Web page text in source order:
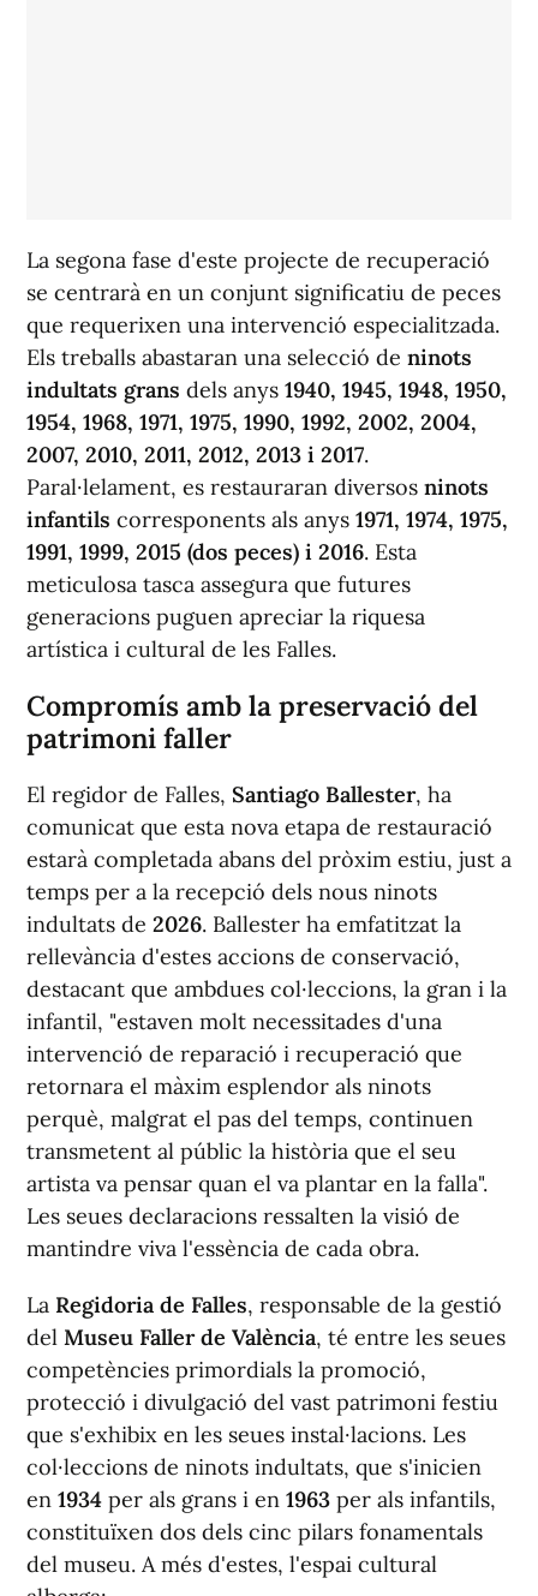
La segona fase d'este projecte de recuperació
se centrarà en un conjunt significatiu de peces
que requerixen una intervenció especialitzada.
Els treballs abastaran una selecció de ninots
indultats grans dels anys 1940, 1945, 1948, 1950,
1954, 1968, 1971, 1975, 1990, 1992, 2002, 2004,
2007, 2010, 2011, 2012, 2013 i 2017.
Paral·lelament, es restauraran diversos ninots
infantils corresponents als anys 1971, 1974, 1975,
1991, 1999, 2015 (dos peces) i 2016. Esta
meticulosa tasca assegura que futures
generacions puguen apreciar la riquesa
artística i cultural de les Falles.
Compromís amb la preservació del
patrimoni faller
El regidor de Falles, Santiago Ballester, ha
comunicat que esta nova etapa de restauració
estarà completada abans del pròxim estiu, just a
temps per a la recepció dels nous ninots
indultats de 2026. Ballester ha emfatitzat la
rellevància d'estes accions de conservació,
destacant que ambdues col·leccions, la gran i la
infantil, "estaven molt necessitades d'una
intervenció de reparació i recuperació que
retornara el màxim esplendor als ninots
perquè, malgrat el pas del temps, continuen
transmetent al públic la història que el seu
artista va pensar quan el va plantar en la falla".
Les seues declaracions ressalten la visió de
mantindre viva l'essència de cada obra.
La Regidoria de Falles, responsable de la gestió
del Museu Faller de València, té entre les seues
competències primordials la promoció,
protecció i divulgació del vast patrimoni festiu
que s'exhibix en les seues instal·lacions. Les
col·leccions de ninots indultats, que s'inicien
en 1934 per als grans i en 1963 per als infantils,
constituïxen dos dels cinc pilars fonamentals
del museu. A més d'estes, l'espai cultural